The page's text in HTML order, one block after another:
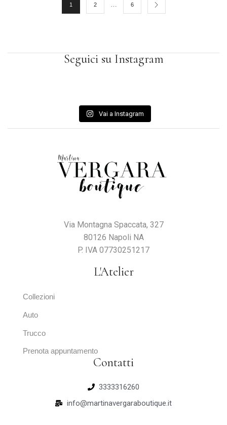
1 2 … 6
Seguici su Instagram
Vai a Instagram
Via Montagna Spaccata, 327
80126 Napoli NA
P. IVA 07730251217
L'Atelier
Collezioni
Auto
Trucco
Prenota appuntamento
Contatti
3333316260
info@martinavergaraboutique.it